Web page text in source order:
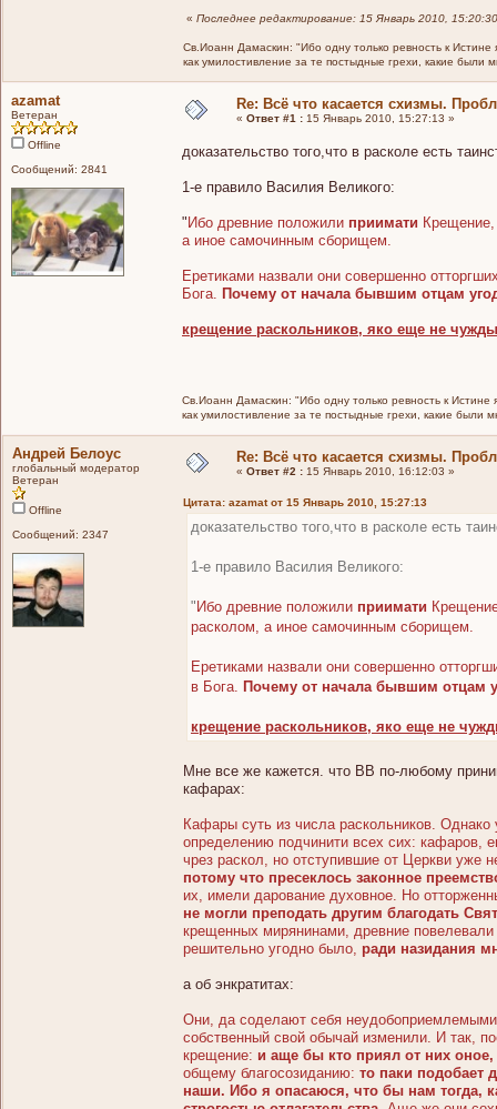
« Последнее редактирование: 15 Январь 2010,
Св.Иоанн Дамаскин: "Ибо одну только ревность к
как умилостивление за те постыдные грехи, какие были
azamat
Ветеран
Offline
Сообщений: 2841
Re: Всё что касается схизмы.
« Ответ #1 : 15 Январь 2010, 15:27:13 »
доказательство того,что в расколе есть
1-е правило Василия Великого:
"Ибо древние положили приимати
а иное самочинным сборищем.
Еретиками назвали они совершенно
Бога. Почему от начала бывшим отцам
крещение раскольников, яко еще не
Св.Иоанн Дамаскин: "Ибо одну только ревность к
как умилостивление за те постыдные грехи, какие были
Андрей Белоус
глобальный модератор
Ветеран
Offline
Сообщений: 2347
Re: Всё что касается схизмы.
« Ответ #2 : 15 Январь 2010, 16:12:03 »
Цитата: azamat от 15 Январь 2010, 15:27:13
доказательство того,что в расколе есть
1-е правило Василия Великого:
"Ибо древние положили приимати
расколом, а иное самочинным сборищем.
Еретиками назвали они совершенно
в Бога. Почему от начала бывшим отцам
крещение раскольников, яко еще не
Мне все же кажется. что ВВ по-любому
кафарах:
Кафары суть из числа раскольников.
определению подчинити всех сих: кафаров,
чрез раскол, но отступившие от Церкви уже
потому что пресеклось законное
их, имели дарование духовное. Но
не могли преподать другим благодать
крещенных мирянинами, древние
решительно угодно было, ради назидания
а об энкратитах:
Они, да соделают себя
собственный свой обычай изменили. И так,
крещение: и аще бы кто приял от них оное,
общему благосозиданию: то паки подобает
наши. Ибо я опасаюся, что бы нам тогда,